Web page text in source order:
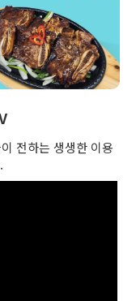
전하는 생생한 이용